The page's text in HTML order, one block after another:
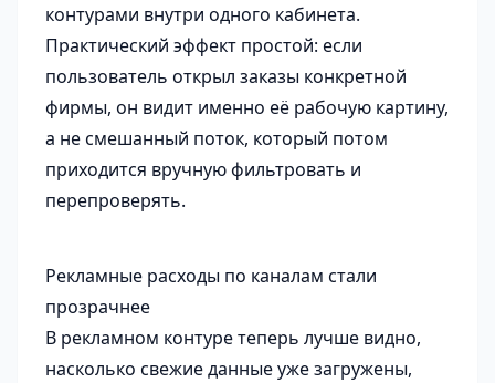
контурами внутри одного кабинета.
Практический эффект простой: если
пользователь открыл заказы конкретной
фирмы, он видит именно её рабочую картину,
а не смешанный поток, который потом
приходится вручную фильтровать и
перепроверять.
Рекламные расходы по каналам стали
прозрачнее
В рекламном контуре теперь лучше видно,
насколько свежие данные уже загружены,